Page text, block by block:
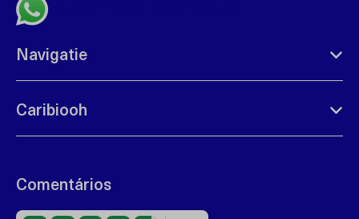
Navigatie
Caribiooh
Comentários